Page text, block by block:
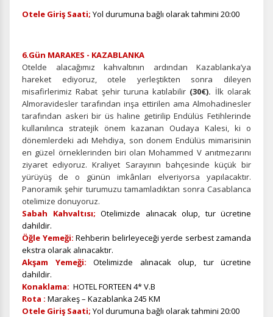
Otele Giriş Saati; Yol durumuna bağlı olarak tahmini 20:00
6.Gün MARAKES - KAZABLANKA
Otelde alacağımız kahvaltının ardından Kazablanka’ya
hareket ediyoruz, otele yerleştikten sonra dileyen
misafirlerimiz Rabat şehir turuna katılabilir (30€). İlk olarak
Almoravidesler tarafından inşa ettirilen ama Almohadinesler
tarafından askeri bir üs haline getirilip Endülüs Fetihlerinde
kullanılınca stratejik önem kazanan Oudaya Kalesi, ki o
dönemlerdeki adı Mehdiya, son donem Endülüs mimarisinin
en güzel örneklerinden biri olan Mohammed V anıtmezarını
ziyaret ediyoruz. Kraliyet Sarayının bahçesinde küçük bir
yürüyüş de o günün imkânları elveriyorsa yapılacaktır.
Panoramik şehir turumuzu tamamladıktan sonra Casablanca
otelimize donuyoruz.
Sabah Kahvaltısı; Otelimizde alınacak olup, tur ücretine
dahildir.
Öğle Yemeği: Rehberin belirleyeceği yerde serbest zamanda
ekstra olarak alınacaktır.
Akşam Yemeği: Otelimizde alınacak olup, tur ücretine
dahildir.
Konaklama: HOTEL FORTEEN 4* V.B
Rota : Marakeş – Kazablanka 245 KM
Otele Giriş Saati; Yol durumuna bağlı olarak tahmini 20:00